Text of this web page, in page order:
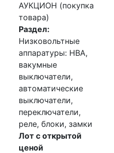
АУКЦИОН (покупка
товара)
Раздел:
Низковольтные
аппаратуры: НВА,
вакумные
выключатели,
автоматические
выключатели,
переключатели,
реле, блоки, замки
Лот с открытой
ценой